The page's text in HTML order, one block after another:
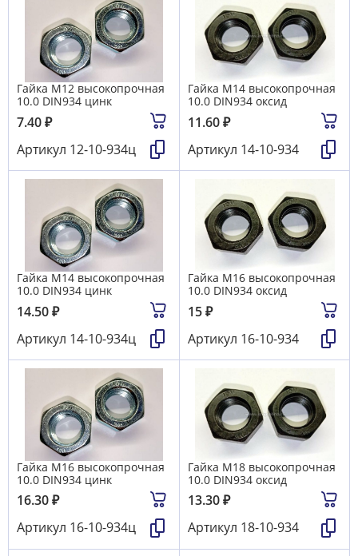
Гайка М12 высокопрочная
10.0 DIN934 цинк
7.40₽
Артикул 12-10-934ц
Гайка М14 высокопрочная
10.0 DIN934 оксид
11.60₽
Артикул 14-10-934
Гайка М14 высокопрочная
10.0 DIN934 цинк
14.50₽
Артикул 14-10-934ц
Гайка М16 высокопрочная
10.0 DIN934 оксид
15₽
Артикул 16-10-934
Гайка М16 высокопрочная
10.0 DIN934 цинк
16.30₽
Артикул 16-10-934ц
Гайка М18 высокопрочная
10.0 DIN934 оксид
13.30₽
Артикул 18-10-934